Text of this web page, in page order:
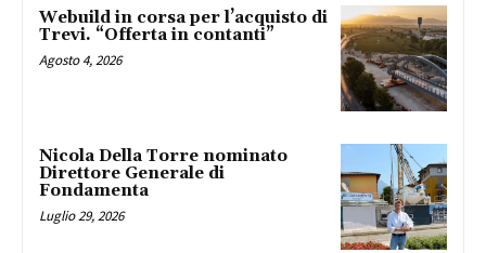
Webuild in corsa per l’acquisto di
Trevi. “Offerta in contanti”
Agosto 4, 2026
Nicola Della Torre nominato
Direttore Generale di
Fondamenta
Luglio 29, 2026